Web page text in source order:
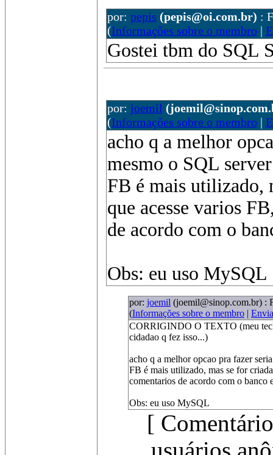
por: pepis (pepis@oi.com.br) :
(Informações sobre o membro|
Gostei tbm do SQL
por: joemil
(Informações sobre o membro|
acho q a melhor
mesmo o SQL
FB é mais utilizado,
que acesse varios
de acordo com o
Obs: eu uso MySQL
por: joemil (joemil@sinop.com.br) :
(Informações sobre o membro |
CORRIGINDO O TEXTO (meu
cidadao q fez isso...)
acho q a melhor opcao pra fazer
FB é mais utilizado, mas se for
comentarios de acordo com o banco
Obs: eu uso MySQL
[